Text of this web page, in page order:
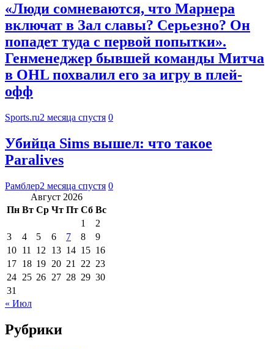
«Люди сомневаются, что Марнера
включат в Зал славы? Серьезно? Он
попадет туда с первой попытки».
Генменеджер бывшей команды Митча
в OHL похвалил его за игру в плей-
офф
Sports.ru2 месяца спустя 0
Убийца Sims вышел: что такое
Paralives
Рамблер2 месяца спустя 0
Август 2026
Пн Вт Ср Чт Пт Сб Вс
1
2
3
4 5 6 7 8
9
10 11 12 13 14 15 16
17 18 19 20 21 22 23
24 25 26 27 28 29 30
31
« Июл
Рубрики